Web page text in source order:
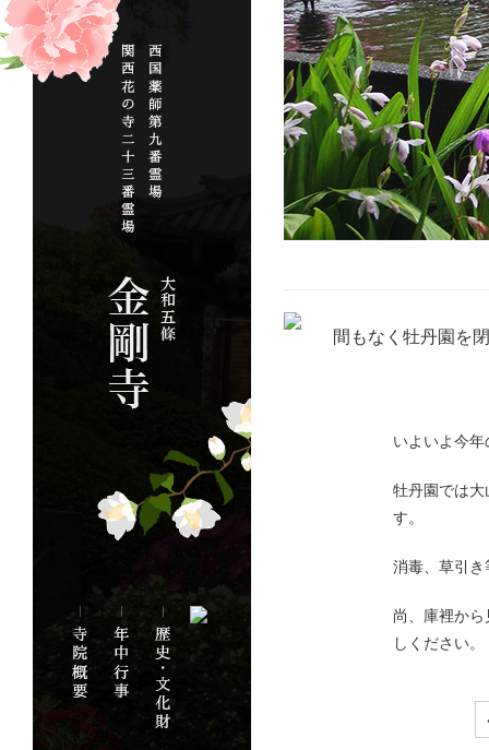
間もなく牡丹園を
いよいよ今
牡丹園では
す。
消毒、草引
尚、庫裡か
しください。